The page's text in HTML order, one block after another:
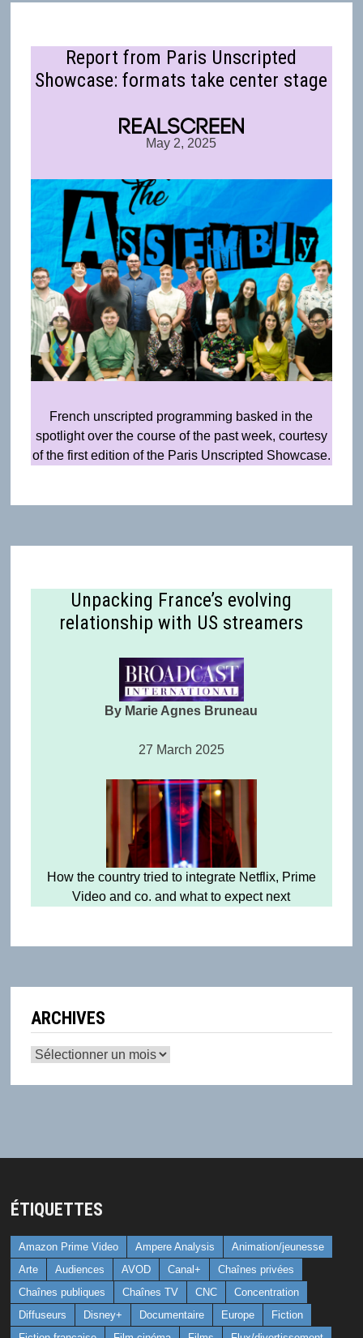
Report from Paris Unscripted
Showcase: formats take center stage
May 2, 2025
French unscripted programming basked in the
spotlight over the course of the past week, courtesy
of the first edition of the Paris Unscripted Showcase.
Unpacking France’s evolving
relationship with US streamers
By Marie Agnes Bruneau
27 March 2025
How the country tried to integrate Netflix, Prime
Video and co. and what to expect next
ARCHIVES
Archives
ÉTIQUETTES
Amazon Prime Video Ampere Analysis
Animation/jeunesse
Arte
Audiences AVOD Canal+
Chaînes privées
Chaînes publiques
Chaînes TV CNC
Concentration
Diffuseurs
Disney+ Documentaire Europe
Fiction